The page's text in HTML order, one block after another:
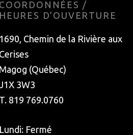
COORDONNÉES /
HEURES D’OUVERTURE
1690, Chemin de la Rivière aux
Cerises
Magog (Québec)
J1X 3W3
T. 819 769.0760
Lundi: Fermé